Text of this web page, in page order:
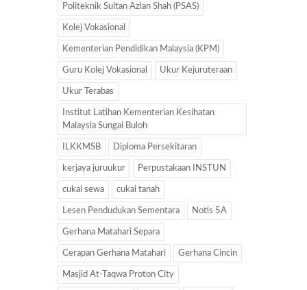
Politeknik Sultan Azlan Shah (PSAS)
Kolej Vokasional
Kementerian Pendidikan Malaysia (KPM)
Guru Kolej Vokasional Ukur Kejuruteraan
Ukur Terabas
Institut Latihan Kementerian Kesihatan
Malaysia Sungai Buloh
ILKKMSB Diploma Persekitaran
kerjaya juruukur Perpustakaan INSTUN
cukai sewa cukai tanah
Lesen Pendudukan Sementara Notis 5A
Gerhana Matahari Separa
Cerapan Gerhana Matahari Gerhana Cincin
Masjid At-Taqwa Proton City